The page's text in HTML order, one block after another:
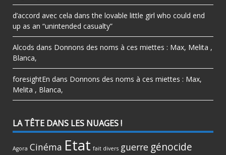
d’accord avec cela dansthe lovable little girl who could end
up as an “unintended casualty”
Alcods dans Donnons des noms à ces miettes : Max, Melita ,
Blanca,
foresightEn dans Donnons des noms à ces miettes : Max,
Melita , Blanca,
LA TÊTE DANS LES NUAGES !
Agora Cinéma Etat fait divers guerre génocide